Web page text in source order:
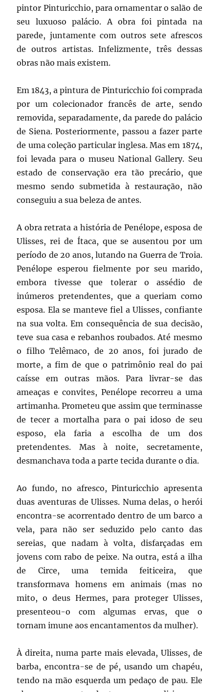
pintor Pinturicchio, para ornamentar o salão de
seu luxuoso palácio. A obra foi pintada na
parede, juntamente com outros sete afrescos
de outros artistas. Infelizmente, três dessas
obras não mais existem.
Em 1843, a pintura de Pinturicchio foi comprada
por um colecionador francês de arte, sendo
removida, separadamente, da parede do palácio
de Siena. Posteriormente, passou a fazer parte
de uma coleção particular inglesa. Mas em 1874,
foi levada para o museu National Gallery. Seu
estado de conservação era tão precário, que
mesmo sendo submetida à restauração, não
conseguiu a sua beleza de antes.
A obra retrata a história de Penélope, esposa de
Ulisses, rei de Ítaca, que se ausentou por um
período de 20 anos, lutando na Guerra de Troia.
Penélope esperou fielmente por seu marido,
embora tivesse que tolerar o assédio de
inúmeros pretendentes, que a queriam como
esposa. Ela se manteve fiel a Ulisses, confiante
na sua volta. Em consequência de sua decisão,
teve sua casa e rebanhos roubados. Até mesmo
o filho Telêmaco, de 20 anos, foi jurado de
morte, a fim de que o patrimônio real do pai
caísse em outras mãos. Para livrar-se das
ameaças e convites, Penélope recorreu a uma
artimanha. Prometeu que assim que terminasse
de tecer a mortalha para o pai idoso de seu
esposo, ela faria a escolha de um dos
pretendentes. Mas à noite, secretamente,
desmanchava toda a parte tecida durante o dia.
Ao fundo, no afresco, Pinturicchio apresenta
duas aventuras de Ulisses. Numa delas, o herói
encontra-se acorrentado dentro de um barco a
vela, para não ser seduzido pelo canto das
sereias, que nadam à volta, disfarçadas em
jovens com rabo de peixe. Na outra, está a ilha
de Circe, uma temida feiticeira, que
transformava homens em animais (mas no
mito, o deus Hermes, para proteger Ulisses,
presenteou-o com algumas ervas, que o
tornam imune aos encantamentos da mulher).
À direita, numa parte mais elevada, Ulisses, de
barba, encontra-se de pé, usando um chapéu,
tendo na mão esquerda um pedaço de pau. Ele